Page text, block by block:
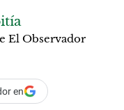
El Observador
en